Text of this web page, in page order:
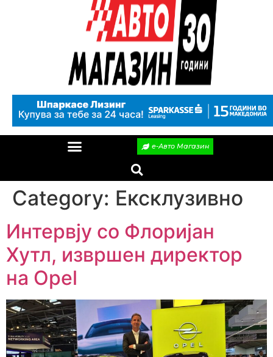
е-Авто Магазин
Category: Ексклузивно
Интервју со Флоријан
Хутл, извршен директор
на Opel